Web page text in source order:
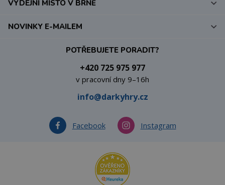
VÝDEJNÍ MÍSTO V BRNĚ
POTŘEBUJETE PORADIT?
+420 725 975 977
v pracovní dny 9–16h
info@darkyhry.cz
Facebook Instagram
NOVINKY E-MAILEM